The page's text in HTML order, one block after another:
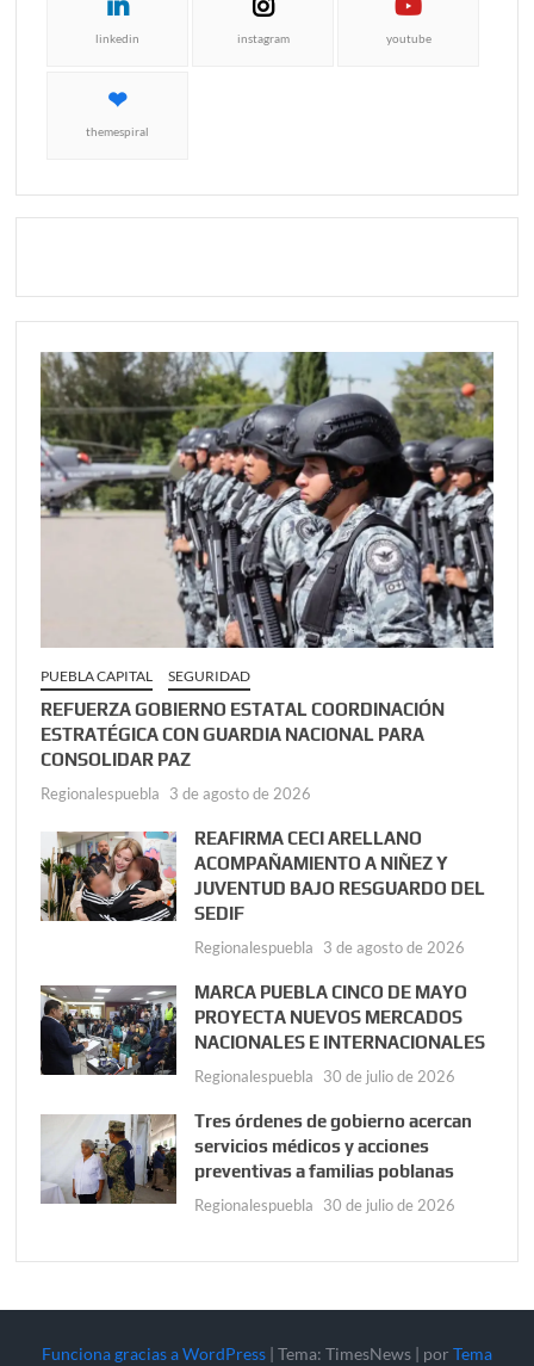
linkedin instagram youtube
themespiral
PUEBLA CAPITAL SEGURIDAD
REFUERZA GOBIERNO ESTATAL COORDINACIÓN
ESTRATÉGICA CON GUARDIA NACIONAL PARA
CONSOLIDAR PAZ
Regionalespuebla 3 de agosto de 2026
REAFIRMA CECI ARELLANO
ACOMPAÑAMIENTO A NIÑEZ Y
JUVENTUD BAJO RESGUARDO DEL
SEDIF
Regionalespuebla 3 de agosto de 2026
MARCA PUEBLA CINCO DE MAYO
PROYECTA NUEVOS MERCADOS
NACIONALES E INTERNACIONALES
Regionalespuebla 30 de julio de 2026
Tres órdenes de gobierno acercan
servicios médicos y acciones
preventivas a familias poblanas
Regionalespuebla 30 de julio de 2026
Funciona gracias a WordPress | Tema: TimesNews | por Tema